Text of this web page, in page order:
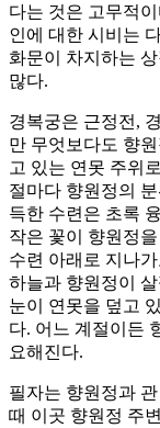
다는 것은 고무적
인에 대한 시비는
화문이 차지하는
많다.
경복궁은 근정전,
만 무엇보다도 향
고 있는 연못 주위
절마다 향원정의
득한 수련은 초록
작은 꽃이 향원정
수련 아래로 지나
하늘과 향원정이
눈이 연못을 덮고
다. 어느 계절이든
요해진다.
필자는 향원정과
때 이곳 향원정 주